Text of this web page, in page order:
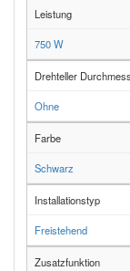
Leistung
750 W
Drehteller
Ohne
Farbe
Schwarz
Installationstyp
Freistehend
Zusatzfunktion